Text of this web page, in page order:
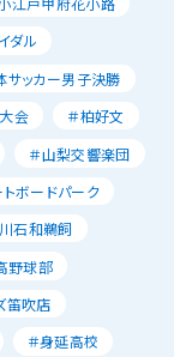
ダル
サッカー男子決勝
会
＃柏好文
＃山梨交響楽団
ボードパーク
石和鵜飼
野球部
笛吹店
＃身延高校